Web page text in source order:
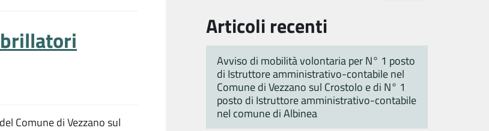
Comune di Vezzano sul
Articoli recenti
Avviso di mobilità volontaria per N° 1 posto
di Istruttore amministrativo-contabile nel
Comune di Vezzano sul Crostolo e di N° 1
posto di Istruttore amministrativo-contabile
nel comune di Albinea